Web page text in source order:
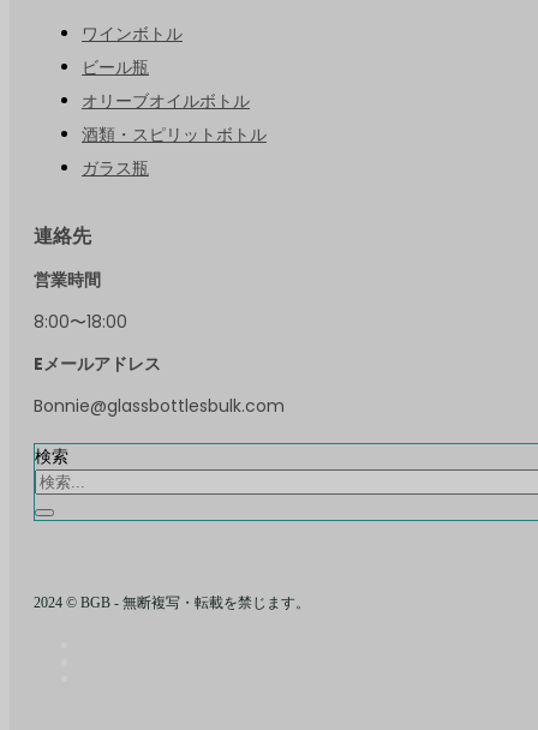
ワインボトル
ビール瓶
オリーブオイルボトル
酒類・スピリットボトル
ガラス瓶
連絡先
営業時間
8:00〜18:00
Eメールアドレス
Bonnie@glassbottlesbulk.com
検索
2024 © BGB - 無断複写・転載を禁じます。